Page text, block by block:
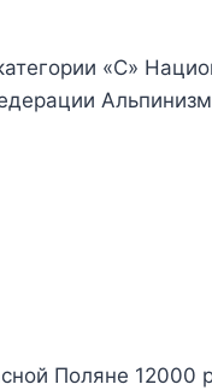
«С»
Поляне 12000